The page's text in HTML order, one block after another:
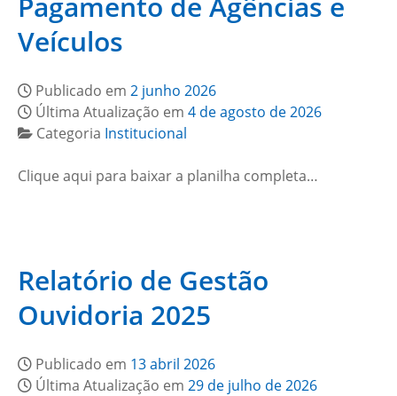
Veículos
Publicado em 2 junho 2026
Última Atualização em 4 de agosto de 2026
Categoria Institucional
Clique aqui para baixar a planilha completa…
Relatório de Gestão
Ouvidoria 2025
Publicado em 13 abril 2026
Última Atualização em 29 de julho de 2026